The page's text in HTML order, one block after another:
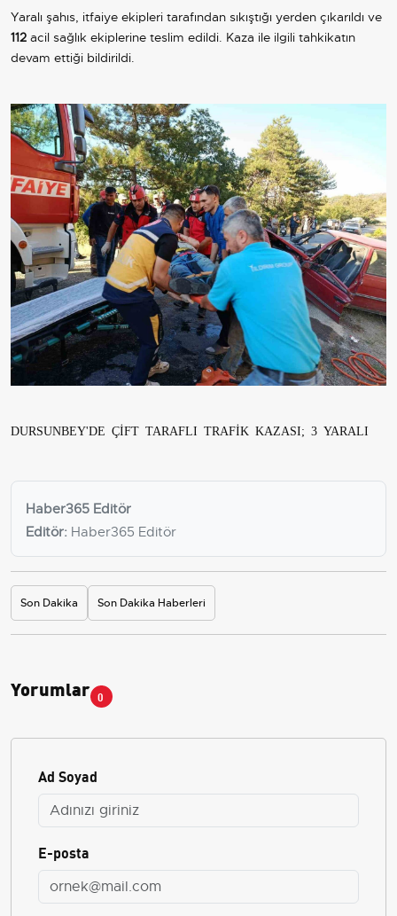
Yaralı şahıs, itfaiye ekipleri tarafından sıkıştığı yerden çıkarıldı ve
112 acil sağlık ekiplerine teslim edildi. Kaza ile ilgili tahkikatın
devam ettiği bildirildi.
DURSUNBEY'DE ÇİFT TARAFLI TRAFİK KAZASI; 3 YARALI
Haber365 Editör
Editör: Haber365 Editör
Son Dakika Son Dakika Haberleri
Yorumlar 0
Ad Soyad
E-posta